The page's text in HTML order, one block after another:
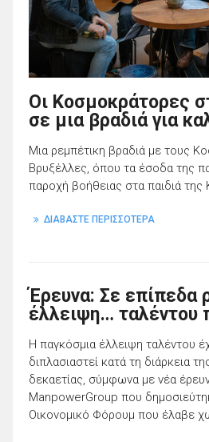
Οι Κοσμοκράτορες
σε μια βραδιά για
Μια ρεμπέτικη βραδιά με τους
Βρυξέλλες, όπου τα έσοδα της
παροχή βοήθειας στα παιδιά της
ΔΙΑΒΑΣΤΕ ΠΕΡΙΣΣΟΤΕΡΑ
Έρευνα: Σε επίπεδα
έλλειψη… ταλέντου
Η παγκόσμια έλλειψη ταλέντου
διπλασιαστεί κατά τη διάρκεια
δεκαετίας, σύμφωνα με νέα
ManpowerGroup που
Οικονομικό Φόρουμ που έλαβε